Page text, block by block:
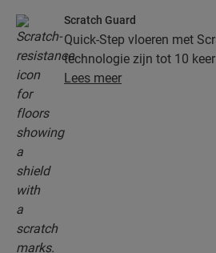
Scratch Guard
Quick-Step vloeren met
technologie zijn tot 10
krassen dan vloeren
Lees meer